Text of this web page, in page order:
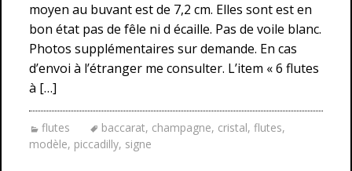
moyen au buvant est de 7,2 cm. Elles sont est en
bon état pas de fêle ni d écaille. Pas de voile blanc.
Photos supplémentaires sur demande. En cas
d’envoi à l’étranger me consulter. L’item « 6 flutes
à […]
flutes baccarat, champagne, cristal, flutes,
modèle, piccadilly, signe